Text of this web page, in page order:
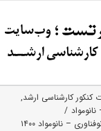
کنکور کارشناسی ارشد
– نانومواد ۱۴۰۰